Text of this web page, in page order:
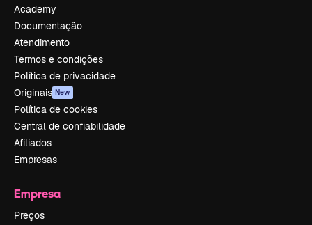
Academy
Documentação
Atendimento
Termos e condições
Política de privacidade
Originais New
Política de cookies
Central de confiabilidade
Afiliados
Empresas
Empresa
Preços